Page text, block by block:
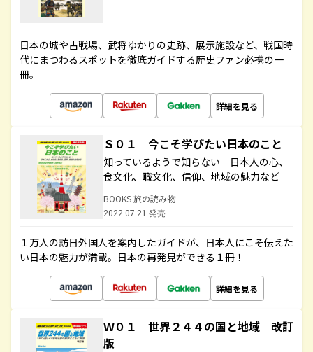
日本の城や古戦場、武将ゆかりの史跡、展示施設など、戦国時
代にまつわるスポットを徹底ガイドする歴史ファン必携の一
冊。
詳細を見る
Ｓ０１ 今こそ学びたい日本のこと
知っているようで知らない 日本人の心、
食文化、職文化、信仰、地域の魅力など
BOOKS 旅の読み物
2022.07.21 発売
１万人の訪日外国人を案内したガイドが、日本人にこそ伝えた
い日本の魅力が満載。日本の再発見ができる１冊！
詳細を見る
Ｗ０１ 世界２４４の国と地域 改訂
版